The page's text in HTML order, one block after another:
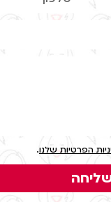
הפרטיות שלנו.